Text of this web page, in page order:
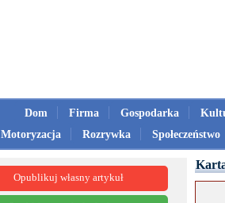
Dom Firma Gospodarka
Motoryzacja
Rozrywka Społeczeństwo
Opublikuj własny artykuł